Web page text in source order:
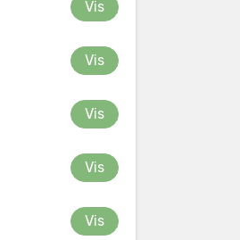
Vis
Vis
Vis
Vis
Vis